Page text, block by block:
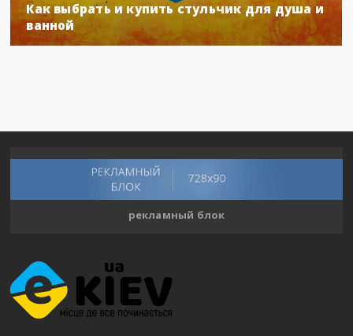
Как выбрать и купить стульчик для душа и
ванной
рекламный блок